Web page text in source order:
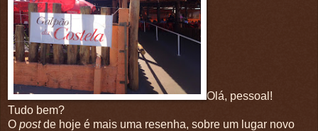
Olá, pessoal!
Tudo bem?
O postde hoje é mais uma resenha, sobre um lugar novo